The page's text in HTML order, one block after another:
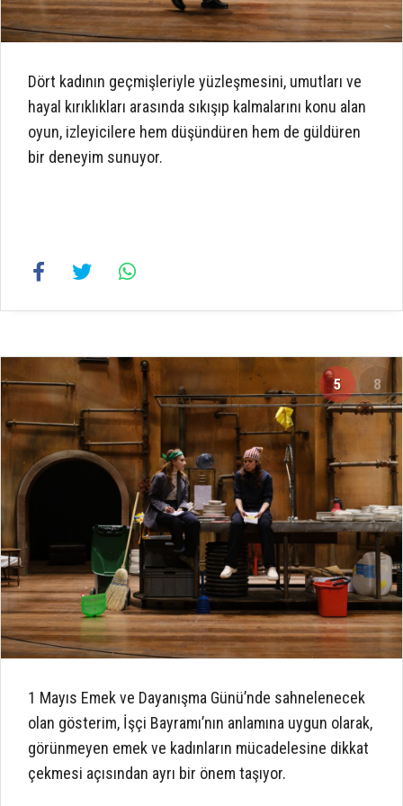
Dört kadının geçmişleriyle yüzleşmesini, umutları ve
hayal kırıklıkları arasında sıkışıp kalmalarını konu alan
oyun, izleyicilere hem düşündüren hem de güldüren
bir deneyim sunuyor.
5 8
1 Mayıs Emek ve Dayanışma Günü’nde sahnelenecek
olan gösterim, İşçi Bayramı’nın anlamına uygun olarak,
görünmeyen emek ve kadınların mücadelesine dikkat
çekmesi açısından ayrı bir önem taşıyor.